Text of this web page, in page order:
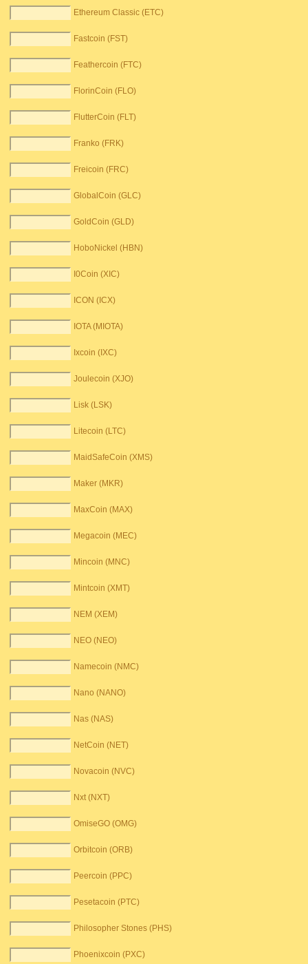
Ethereum Classic (ETC)
Fastcoin (FST)
Feathercoin (FTC)
FlorinCoin (FLO)
FlutterCoin (FLT)
Franko (FRK)
Freicoin (FRC)
GlobalCoin (GLC)
GoldCoin (GLD)
HoboNickel (HBN)
I0Coin (XIC)
ICON (ICX)
IOTA (MIOTA)
Ixcoin (IXC)
Joulecoin (XJO)
Lisk (LSK)
Litecoin (LTC)
MaidSafeCoin (XMS)
Maker (MKR)
MaxCoin (MAX)
Megacoin (MEC)
Mincoin (MNC)
Mintcoin (XMT)
NEM (XEM)
NEO (NEO)
Namecoin (NMC)
Nano (NANO)
Nas (NAS)
NetCoin (NET)
Novacoin (NVC)
Nxt (NXT)
OmiseGO (OMG)
Orbitcoin (ORB)
Peercoin (PPC)
Pesetacoin (PTC)
Philosopher Stones (PHS)
Phoenixcoin (PXC)